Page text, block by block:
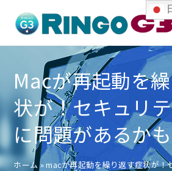
テ
ス
ッ
Macが再起動を
状が！セキュリ
に問題があるかも
ホーム»macが再起動を繰り返す症状が！